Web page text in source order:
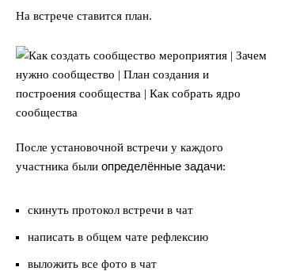
На встрече ставится план.
После установочной встречи у каждого
участника были определённые задачи:
скинуть протокол встречи в чат
написать в общем чате рефлексию
выложить все фото в чат